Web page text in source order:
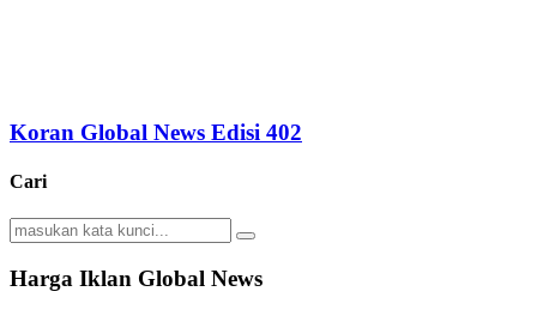
Koran Global News Edisi 402
Cari
Search
for:
Search
Harga Iklan Global News